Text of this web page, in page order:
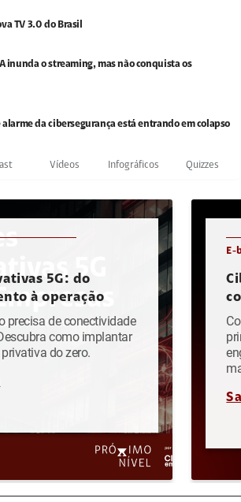
TV 3.0 do Brasil
inunda o streaming, mas não conquista os
da cibersegurança está entrando em colapso
Vídeos Infográficos Quizzes
5G: do
à operação
precisa de conectividade
como implantar
do zero.
E-